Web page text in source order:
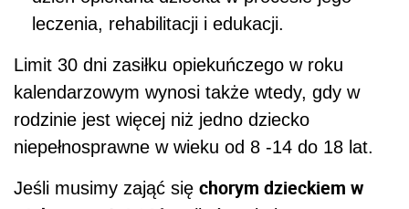
leczenia, rehabilitacji i edukacji.
Limit 30 dni zasiłku opiekuńczego w roku
kalendarzowym wynosi także wtedy, gdy w
rodzinie jest więcej niż jedno dziecko
niepełnosprawne w wieku od 8 -14 do 18 lat.
Jeśli musimy zająć się chorym dzieckiem w